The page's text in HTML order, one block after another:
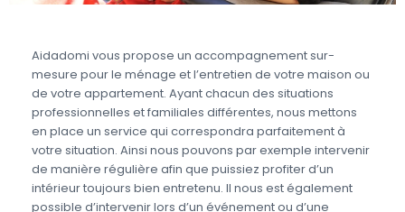
Aidadomi vous propose un accompagnement sur-
mesure pour le ménage et l’entretien de votre maison ou
de votre appartement. Ayant chacun des situations
professionnelles et familiales différentes, nous mettons
en place un service qui correspondra parfaitement à
votre situation. Ainsi nous pouvons par exemple intervenir
de manière régulière afin que puissiez profiter d’un
intérieur toujours bien entretenu. Il nous est également
possible d’intervenir lors d’un événement ou d’une